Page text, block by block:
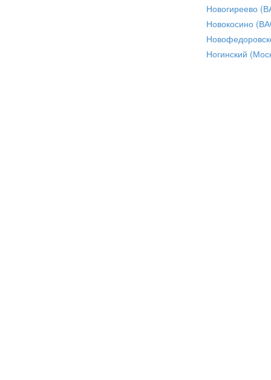
Новогиреево
Новокосино
Ногинский